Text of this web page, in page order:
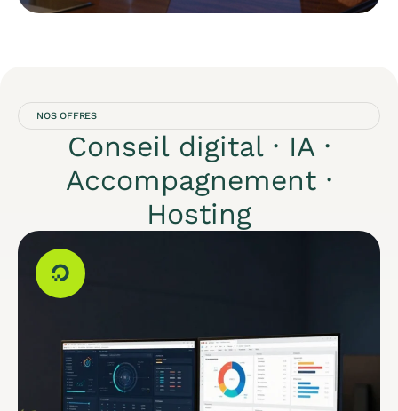
NOS OFFRES
Conseil digital · IA ·
Accompagnement ·
Hosting